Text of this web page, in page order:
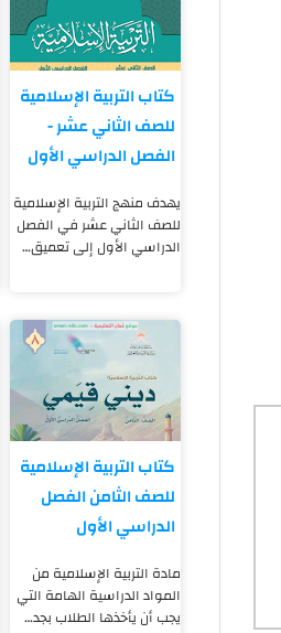
كتاب التربية الإسلامية
للصف الثاني عشر -
الفصل الدراسي الأول
يهدف منهج التربية الإسلامية
للصف الثاني عشر في الفصل
الدراسي الأول إلى تعميق…
كتاب التربية الإسلامية
للصف الثامن الفصل
الدراسي الأول
مادة التربية الإسلامية من
المواد الدراسية الهامة التي
يجب أن يأخذها الطلاب بجد…